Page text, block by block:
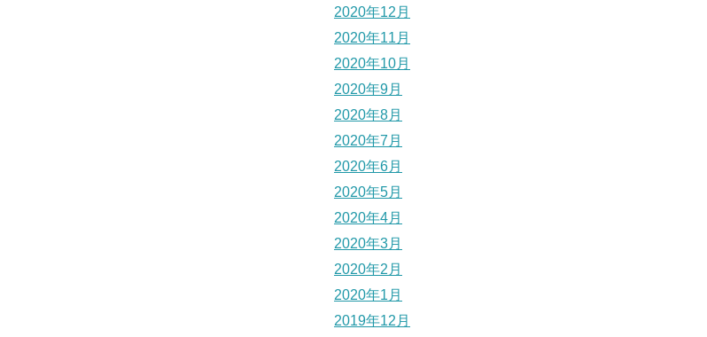
2020年12月
2020年11月
2020年10月
2020年9月
2020年8月
2020年7月
2020年6月
2020年5月
2020年4月
2020年3月
2020年2月
2020年1月
2019年12月